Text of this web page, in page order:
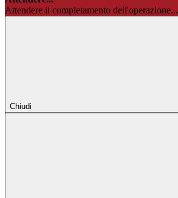
Attendere il completamento dell'operazione...
Chiudi